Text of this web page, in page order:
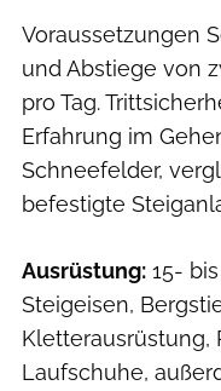
Voraussetzungen
und ­Abstiege von
pro Tag.
Erfahrung im
Schneefelder,
befestigte
Ausrüstung: 15-
Steigeisen,
Kletterausrüstung,
Laufschuhe,